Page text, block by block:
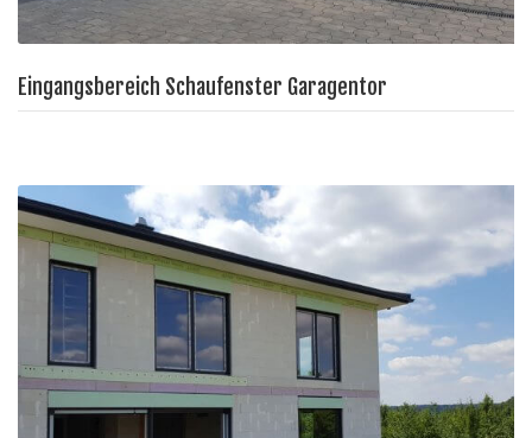
Eingangsbereich Schaufenster Garagentor